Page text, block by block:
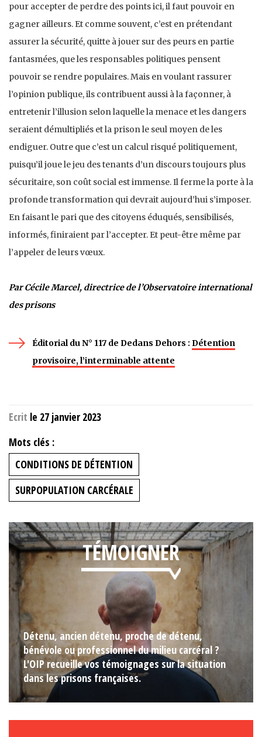
pour accepter de perdre des points ici, il faut pouvoir en
gagner ailleurs. Et comme souvent, c’est en prétendant
assurer la sécurité, quitte à jouer sur des peurs en partie
fantasmées, que les responsables politiques pensent
pouvoir se rendre populaires. Mais en voulant rassurer
l’opinion publique, ils contribuent aussi à la façonner, à
entretenir l’illusion selon laquelle la menace et les dangers
seraient démultipliés et la prison le seul moyen de les
endiguer. Outre que c’est un calcul risqué politiquement,
puisqu’il joue le jeu des tenants d’un discours toujours plus
sécuritaire, son coût social est immense. Il ferme la porte à la
profonde transformation qui devrait aujourd’hui s’imposer.
En faisant le pari que des citoyens éduqués, sensibilisés,
informés, finiraient par l’accepter. Et peut-être même par
l’appeler de leurs vœux.
Par Cécile Marcel, directrice de l’Observatoire international
des prisons
Éditorial du N° 117 de Dedans Dehors : Détention
provisoire, l’interminable attente
Ecrit le 27 janvier 2023
Mots clés :
CONDITIONS DE DÉTENTION
SURPOPULATION CARCÉRALE
TÉMOIGNER
Détenu, ancien détenu, proche de détenu,
bénévole ou professionnel du milieu carcéral ?
L'OIP recueille vos témoignages sur la situation
dans les prisons françaises.